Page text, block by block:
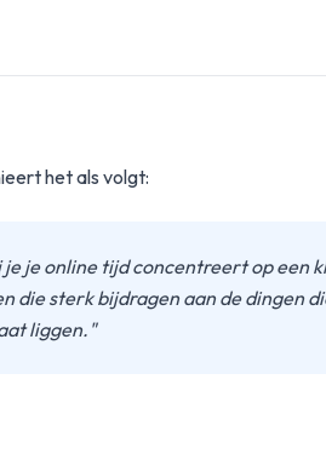
het als volgt:
je online tijd concentreert op een
sterk bijdragen aan de dingen
liggen."